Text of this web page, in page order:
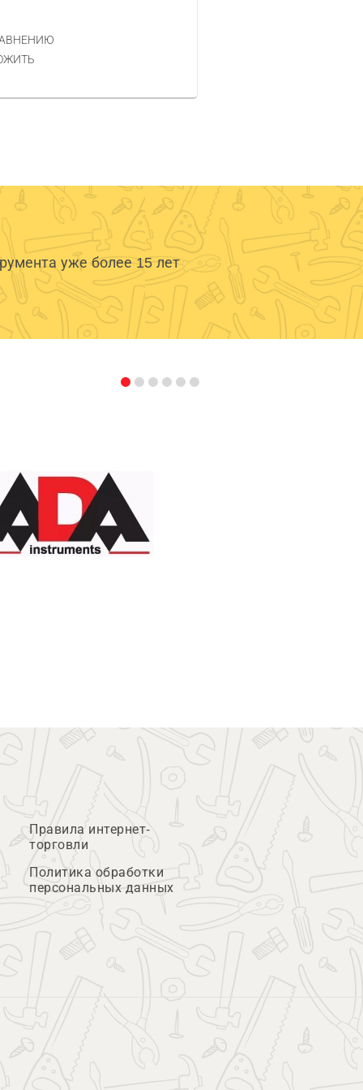
уже более 15 лет
Правила интернет-
торговли
Политика обработки
персональных данных